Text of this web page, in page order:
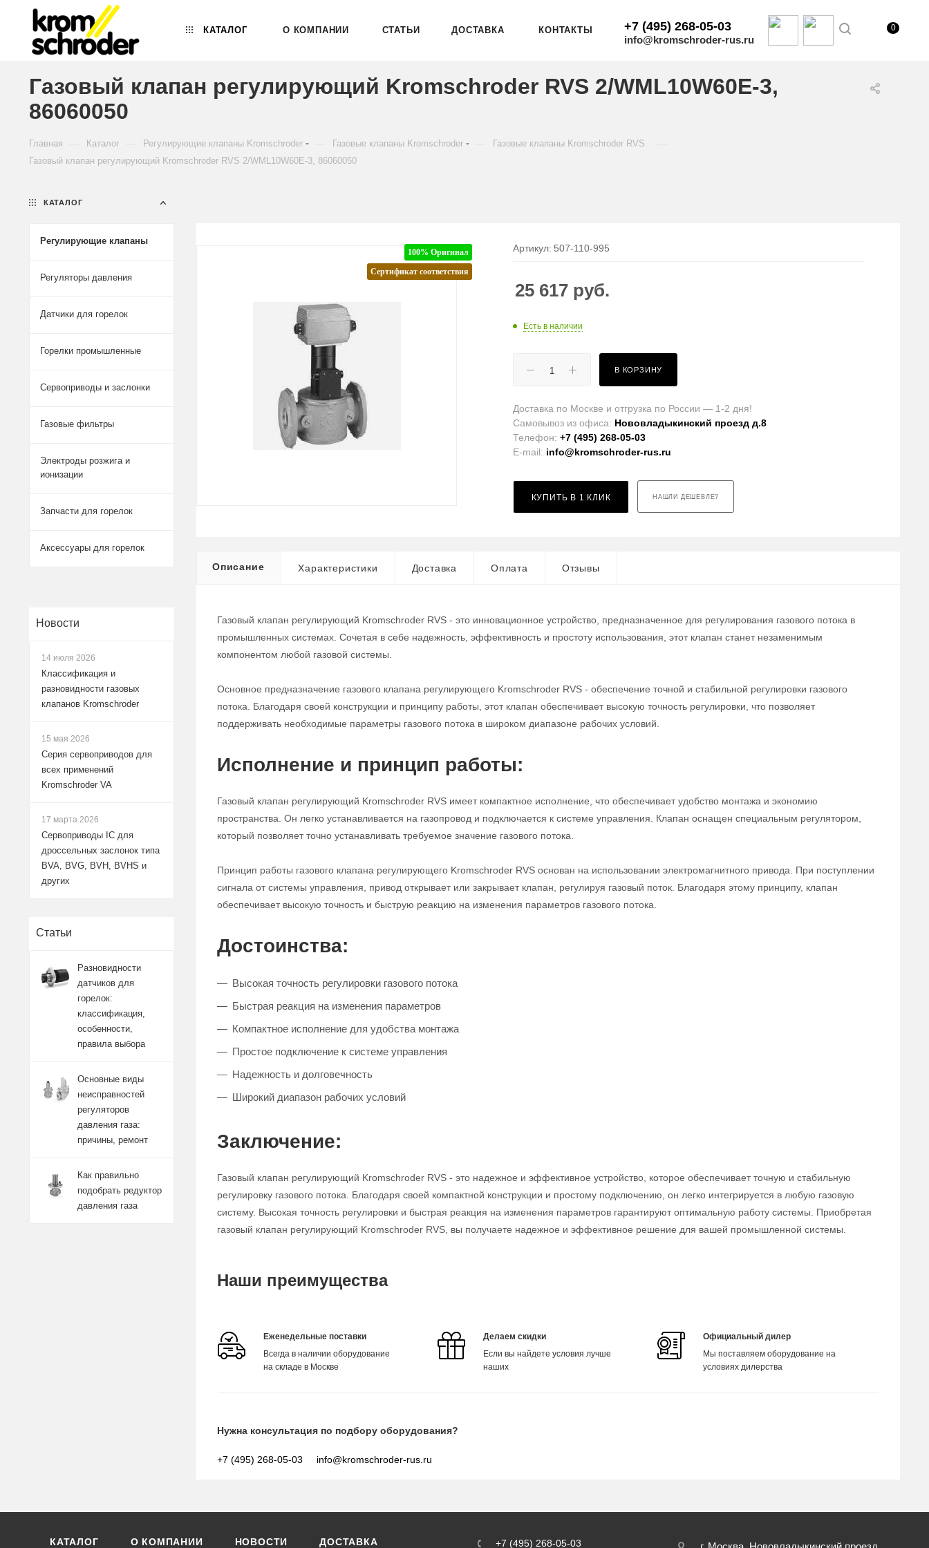
КАТАЛОГ О КОМПАНИИ СТАТЬИ ДОСТАВКА КОНТАКТЫ +7 (495) 268-05-03
info@kromschroder-rus.ru
0
Газовый клапан регулирующий Kromschroder RVS 2/WML10W60E-3,
86060050
Главная Каталог Регулирующие клапаны Kromschroder Газовые клапаны Kromschroder Газовые клапаны Kromschroder RVS
Газовый клапан регулирующий Kromschroder RVS 2/WML10W60E-3, 86060050
100% Оригинал
Сертификат соответствия
Артикул: 507-110-995
25 617 руб.
Есть в наличии
В КОРЗИНУ
Доставка по Москве и отгрузка по России — 1-2 дня!
Самовывоз из офиса: Нововладыкинский проезд д.8
Телефон:+7 (495) 268-05-03
E-mail: info@kromschroder-rus.ru
КУПИТЬ В 1 КЛИК НАШЛИ ДЕШЕВЛЕ?
Описание Характеристики Доставка Оплата Отзывы
Газовый клапан регулирующий Kromschroder RVS - это инновационное устройство, предназначенное для регулирования газового потока в
промышленных системах. Сочетая в себе надежность, эффективность и простоту использования, этот клапан станет незаменимым
компонентом любой газовой системы.
Основное предназначение газового клапана регулирующего Kromschroder RVS - обеспечение точной и стабильной регулировки газового
потока. Благодаря своей конструкции и принципу работы, этот клапан обеспечивает высокую точность регулировки, что позволяет
поддерживать необходимые параметры газового потока в широком диапазоне рабочих условий.
Исполнение и принцип работы:
Газовый клапан регулирующий Kromschroder RVS имеет компактное исполнение, что обеспечивает удобство монтажа и экономию
пространства. Он легко устанавливается на газопровод и подключается к системе управления. Клапан оснащен специальным регулятором,
который позволяет точно устанавливать требуемое значение газового потока.
Принцип работы газового клапана регулирующего Kromschroder RVS основан на использовании электромагнитного привода. При поступлении
сигнала от системы управления, привод открывает или закрывает клапан, регулируя газовый поток. Благодаря этому принципу, клапан
обеспечивает высокую точность и быструю реакцию на изменения параметров газового потока.
Достоинства:
Высокая точность регулировки газового потока
Быстрая реакция на изменения параметров
Компактное исполнение для удобства монтажа
Простое подключение к системе управления
Надежность и долговечность
Широкий диапазон рабочих условий
Заключение:
Газовый клапан регулирующий Kromschroder RVS - это надежное и эффективное устройство, которое обеспечивает точную и стабильную
регулировку газового потока. Благодаря своей компактной конструкции и простому подключению, он легко интегрируется в любую газовую
систему. Высокая точность регулировки и быстрая реакция на изменения параметров гарантируют оптимальную работу системы. Приобретая
газовый клапан регулирующий Kromschroder RVS, вы получаете надежное и эффективное решение для вашей промышленной системы.
Наши преимущества
Еженедельные поставки
Всегда в наличии оборудование
на складе в Москве
Делаем скидки
Если вы найдете условия лучше
наших
Официальный дилер
Мы поставляем оборудование на
условиях дилерства
Нужна консультация по подбору оборудования?
+7 (495) 268-05-03 info@kromschroder-rus.ru
КАТАЛОГ
Регулирующие клапаны
Регуляторы давления
Датчики для горелок
Горелки промышленные
Сервоприводы и заслонки
Газовые фильтры
Электроды розжига и
ионизации
Запчасти для горелок
Аксессуары для горелок
Новости
14 июля 2026
Классификация и
разновидности газовых
клапанов Kromschroder
15 мая 2026
Серия сервоприводов для
всех применений
Kromschroder VA
17 марта 2026
Сервоприводы IC для
дроссельных заслонок типа
BVA, BVG, BVH, BVHS и
других
Статьи
Разновидности
датчиков для
горелок:
классификация,
особенности,
правила выбора
Основные виды
неисправностей
регуляторов
давления газа:
причины, ремонт
Как правильно
подобрать редуктор
давления газа
КАТАЛОГ О КОМПАНИИ НОВОСТИ ДОСТАВКА +7 (495) 268-05-03